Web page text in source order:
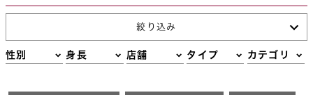
絞り込み
性別 身長 店舗 タイプ カテゴリ